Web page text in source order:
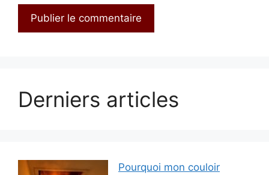
Derniers articles
Pourquoi mon couloir